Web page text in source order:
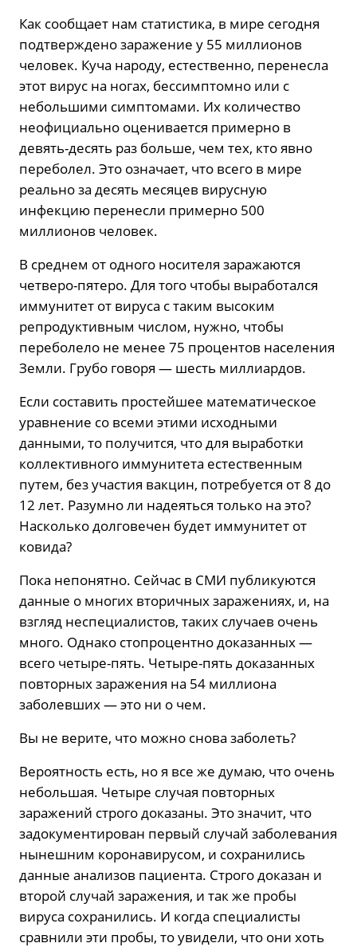
Как сообщает нам статистика, в мире сегодня
подтверждено заражение у 55 миллионов
человек. Куча народу, естественно, перенесла
этот вирус на ногах, бессимптомно или с
небольшими симптомами. Их количество
неофициально оценивается примерно в
девять-десять раз больше, чем тех, кто явно
переболел. Это означает, что всего в мире
реально за десять месяцев вирусную
инфекцию перенесли примерно 500
миллионов человек.
В среднем от одного носителя заражаются
четверо-пятеро. Для того чтобы выработался
иммунитет от вируса с таким высоким
репродуктивным числом, нужно, чтобы
переболело не менее 75 процентов населения
Земли. Грубо говоря — шесть миллиардов.
Если составить простейшее математическое
уравнение со всеми этими исходными
данными, то получится, что для выработки
коллективного иммунитета естественным
путем, без участия вакцин, потребуется от 8 до
12 лет. Разумно ли надеяться только на это?
Насколько долговечен будет иммунитет от
ковида?
Пока непонятно. Сейчас в СМИ публикуются
данные о многих вторичных заражениях, и, на
взгляд неспециалистов, таких случаев очень
много. Однако стопроцентно доказанных —
всего четыре-пять. Четыре-пять доказанных
повторных заражения на 54 миллиона
заболевших — это ни о чем.
Вы не верите, что можно снова заболеть?
Вероятность есть, но я все же думаю, что очень
небольшая. Четыре случая повторных
заражений строго доказаны. Это значит, что
задокументирован первый случай заболевания
нынешним коронавирусом, и сохранились
данные анализов пациента. Строго доказан и
второй случай заражения, и так же пробы
вируса сохранились. И когда специалисты
сравнили эти пробы, то увидели, что они хоть